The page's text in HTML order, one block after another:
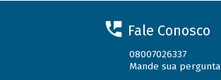
Fale Conosco
08007026337
Mande sua pergunta